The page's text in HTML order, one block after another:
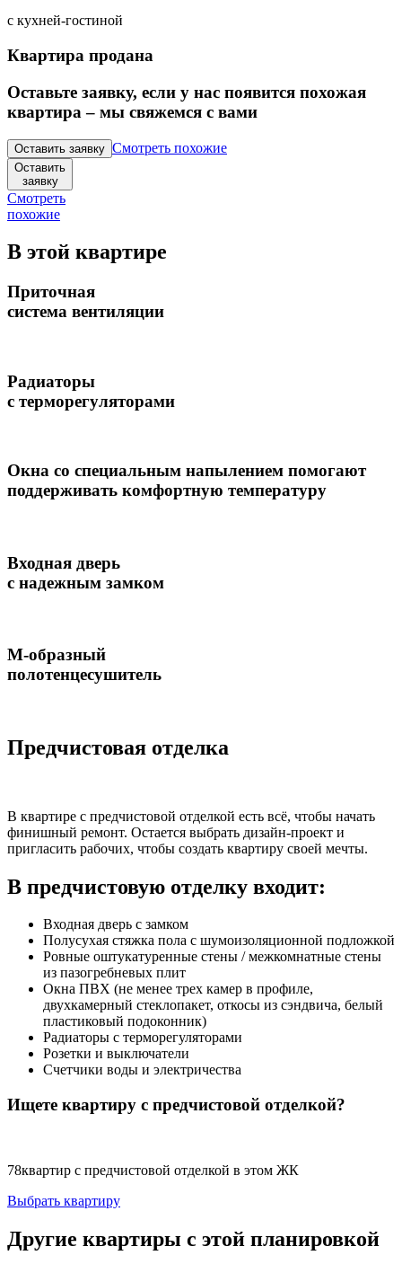
с кухней-гостиной
Квартира продана
Оставьте заявку, если у нас появится похожая
квартира – мы свяжемся с вами
Оставить заявку Смотреть похожие
Оставить
заявку
Смотреть
похожие
В этой квартире
Приточная
система вентиляции
Радиаторы
с терморегуляторами
Окна со специальным напылением помогают
поддерживать комфортную температуру
Входная дверь
с надежным замком
М-образный
полотенцесушитель
Предчистовая отделка
В квартире с предчистовой отделкой есть всё, чтобы начать
финишный ремонт. Остается выбрать дизайн-проект и
пригласить рабочих, чтобы создать квартиру своей мечты.
В предчистовую отделку входит:
Входная дверь с замком
Полусухая стяжка пола с шумоизоляционной подложкой
Ровные оштукатуренные стены / межкомнатные стены
из пазогребневых плит
Окна ПВХ (не менее трех камер в профиле,
двухкамерный стеклопакет, откосы из сэндвича, белый
пластиковый подоконник)
Радиаторы с терморегуляторами
Розетки и выключатели
Счетчики воды и электричества
Ищете квартиру с предчистовой отделкой?
78квартир с предчистовой отделкой в этом ЖК
Выбрать квартиру
Другие квартиры с этой планировкой